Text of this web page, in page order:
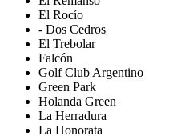
El Rocío
- Dos Cedros
El Trebolar
Falcón
Golf Club Argentino
Green Park
Holanda Green
La Herradura
La Honorata